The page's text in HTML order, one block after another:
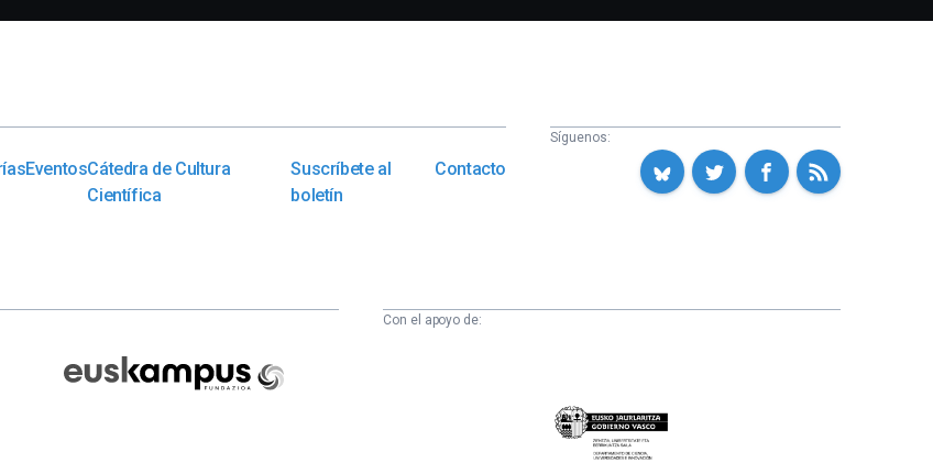
EventosCátedra de Cultura
Científica
Suscríbete al
boletín
Contacto
Síguenos:
Fundazioa
Con el apoyo de:
Eusko
Jaurlaritza